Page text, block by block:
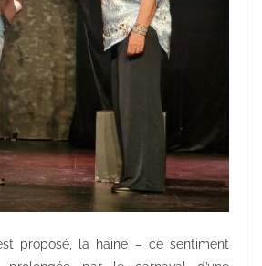
proposé, la haine – ce sentiment